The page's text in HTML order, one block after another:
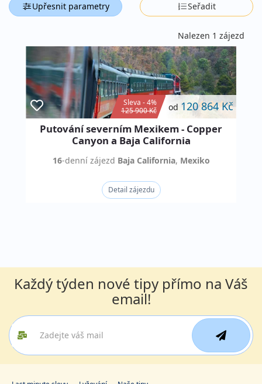
Upřesnit parametry Seřadit
Nalezen 1 zájezd
Sleva - 4%
125 900 Kč
od 120 864 Kč
Putování severním Mexikem - Copper
Canyon a Baja California
16-dennízájezd Baja California, Mexiko
Detail zájezdu
Každý týden nové tipy přímo na Váš
email!